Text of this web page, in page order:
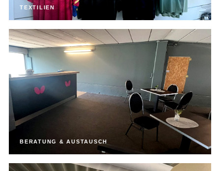
TEXTILIEN
BERATUNG & AUSTAUSCH